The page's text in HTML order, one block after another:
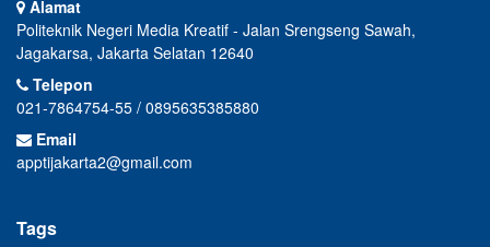
Alamat
Politeknik Negeri Media Kreatif - Jalan Srengseng Sawah,
Jagakarsa, Jakarta Selatan 12640
Telepon
021-7864754-55 / 0895635385880
Email
apptijakarta2@gmail.com
Tags